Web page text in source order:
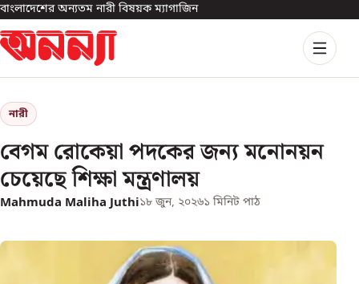
বাংলাদেশের অন্যতম নারী বিষয়ক ম্যাগাজিন
নারী
বেগম রোকেয়া পদকের জন্য মনোনয়ন
চেয়েছে শিক্ষা মন্ত্রণালয়
Mahmuda Maliha Juthi১৮ জুন, ২০২৬১ মিনিট পাঠ